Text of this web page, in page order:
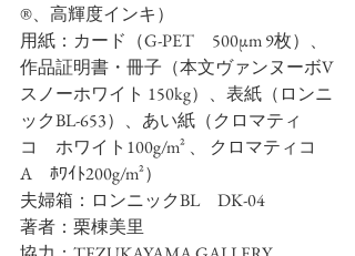
®、高輝度インキ）
用紙：カード（G-PET　500μm 9枚）、
作品証明書・冊子（本文ヴァンヌーボV
スノーホワイト 150kg）、表紙（ロンニ
ックBL-653）、あい紙（クロマティ
コ　ホワイト100g/m² 、 クロマティコ
A　ﾎﾜｲﾄ200g/m²）
夫婦箱：ロンニックBL　DK-04
著者：栗棟美里